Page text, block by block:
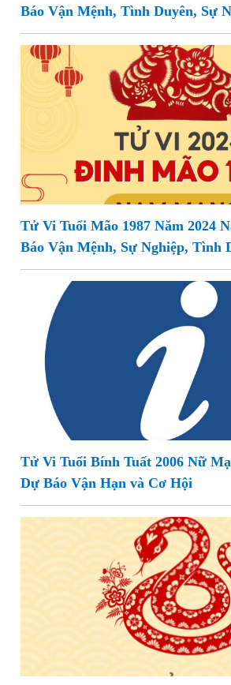
Báo Vận Mệnh, Tình Duyên, Sự
Tử Vi Tuổi Mão 1987 Năm 2024
Báo Vận Mệnh, Sự Nghiệp, Tình
Tử Vi Tuổi Bính Tuất 2006 Nữ
Dự Báo Vận Hạn và Cơ Hội